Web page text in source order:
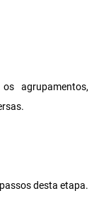
agrupamentos,
desta etapa.